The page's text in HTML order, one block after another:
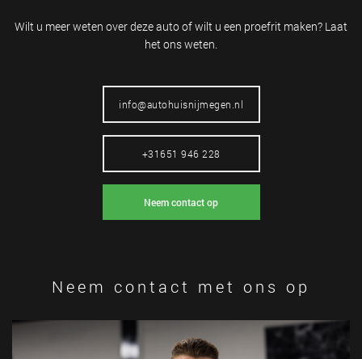
Wilt u meer weten over deze auto of wilt u een proefrit maken? Laat
het ons weten.
info@autohuisnijmegen.nl
+31651 946 228
Neem contact op
Neem contact met ons op